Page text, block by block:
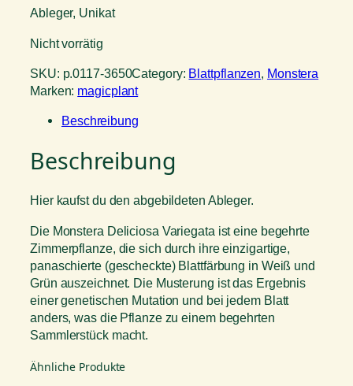
Ableger, Unikat
Nicht vorrätig
SKU: p.0117-3650Category: Blattpflanzen, Monstera
Marken: magicplant
Beschreibung
Beschreibung
Hier kaufst du den abgebildeten Ableger.
Die Monstera Deliciosa Variegata ist eine begehrte
Zimmerpflanze, die sich durch ihre einzigartige,
panaschierte (gescheckte) Blattfärbung in Weiß und
Grün auszeichnet. Die Musterung ist das Ergebnis
einer genetischen Mutation und bei jedem Blatt
anders, was die Pflanze zu einem begehrten
Sammlerstück macht.
Ähnliche Produkte